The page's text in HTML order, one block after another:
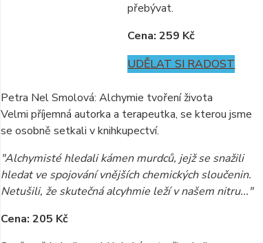
přebývat.
Cena: 259 Kč
UDĚLAT SI RADOST
Petra Nel Smolová: Alchymie tvoření života
Velmi příjemná autorka a terapeutka, se kterou jsme
se osobně setkali v knihkupectví.
"Alchymisté hledali kámen murdců, jejž se snažili
hledat ve spojování vnějších chemických sloučenin.
Netušili, že skutečná alcyhmie leží v našem nitru..."
Cena: 205 Kč